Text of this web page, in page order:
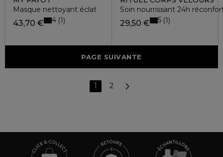
Masque nettoyant éclat
43,70 € 4 1
Soin nourrissant 24h
29,50 € 5 1
PAGE SUIVANTE
1 2